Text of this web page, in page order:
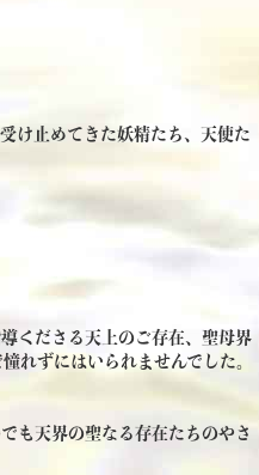
け止めてきた妖精たち、天使た
くださる天上のご存在、聖母界
れずにはいられませんでした。
も天界の聖なる存在たちのやさ